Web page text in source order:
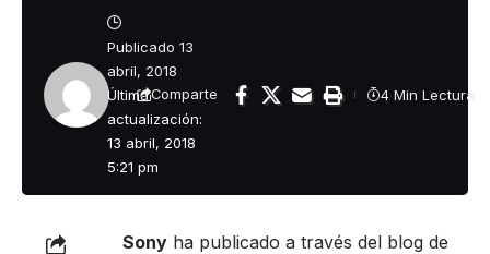
Última
actualización:
13 abril, 2018
5:21 pm
Publicado 13
abril, 2018
Comparte 4 Min Lectura
Sony ha publicado a través del blog de